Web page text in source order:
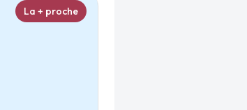
La + proche